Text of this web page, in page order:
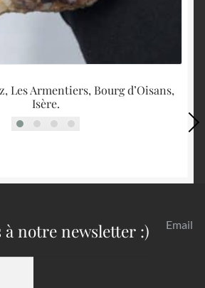
Les Armentiers, Bourg d’Oisans,
Isère.
notre newsletter :) Email